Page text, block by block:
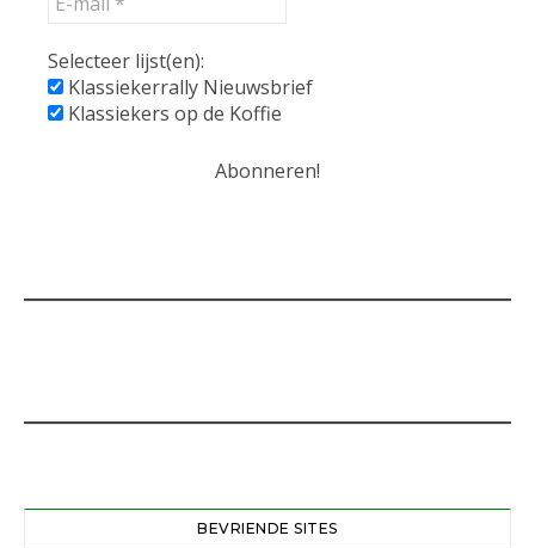
Selecteer lijst(en):
Klassiekerrally Nieuwsbrief
Klassiekers op de Koffie
BEVRIENDE SITES